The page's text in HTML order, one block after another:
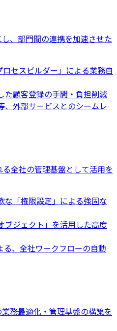
、部門間の連携を加速させた
ロセスビルダー」による業務自
た顧客登録の手間・負担削減
、外部サービスとのシームレ
全社の管理基盤として活用を
な「権限設定」による強固な
ブジェクト」を活用した高度
る、全社ワークフローの自動
務最適化・管理基盤の構築を